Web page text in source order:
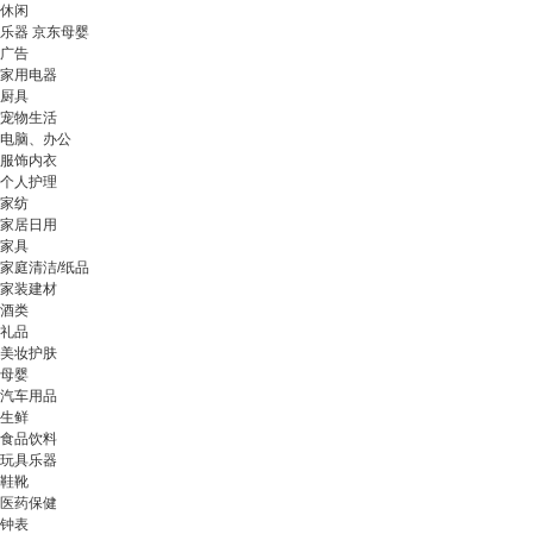
休闲
乐器 京东母婴
广告
家用电器
厨具
宠物生活
电脑、办公
服饰内衣
个人护理
家纺
家居日用
家具
家庭清洁/纸品
家装建材
酒类
礼品
美妆护肤
母婴
汽车用品
生鲜
食品饮料
玩具乐器
鞋靴
医药保健
钟表